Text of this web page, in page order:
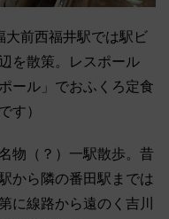
大前西福井駅では駅ビ
を散策。レスポール
ール」でおふくろ定食
す）
物（？）一駅散歩。昔
から隣の番田駅までは
に線路から遠のく吉川